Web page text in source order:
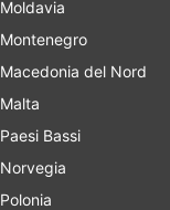
Moldavia
Montenegro
Macedonia del Nord
Malta
Paesi Bassi
Norvegia
Polonia